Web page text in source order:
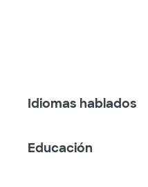
Idiomas hablados
Educación